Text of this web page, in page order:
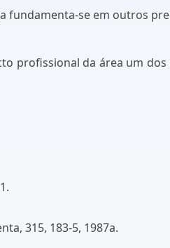
fundamenta-se em outros
profissional da área um
315, 183-5, 1987a.